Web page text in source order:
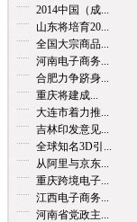
2014中国（成...
山东将培育20...
全国大宗商品...
河南电子商务...
合肥力争跻身...
重庆将建成...
大连市着力推...
吉林印发意见...
全球知名3D引...
从阿里与京东...
重庆跨境电子...
江西电子商务...
河南省党政主...